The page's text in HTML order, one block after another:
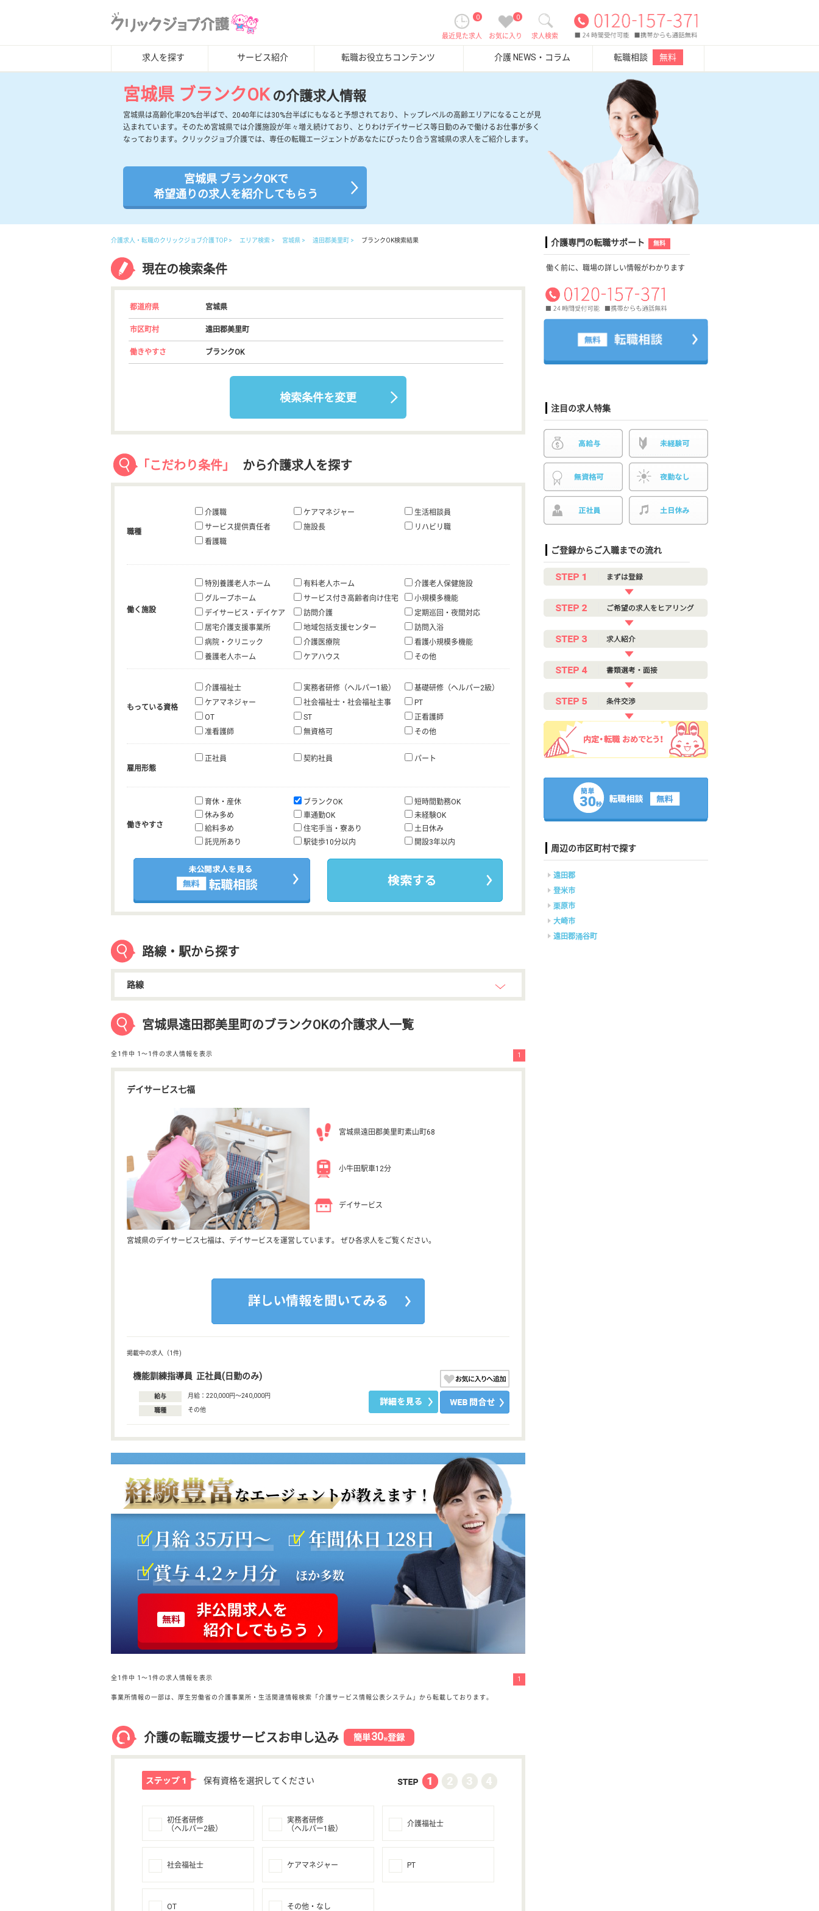
求人検索
0
お気に入り
0
最近見た求人
求人を探す サービス紹介 転職お役立ちコンテンツ 介護 NEWS・コラム 転職相談 無料
宮城県 ブランクOKの介護求人情報
宮城県は高齢化率20%台半ばで、2040年には30%台半ばにもなると予想されており、トップレベルの高齢エリアになることが見
込まれています。そのため宮城県では介護施設が年々増え続けており、とりわけデイサービス等日勤のみで働けるお仕事が多く
なっております。クリックジョブ介護では、専任の転職エージェントがあなたにぴったり合う宮城県の求人をご紹介します。
宮城県 ブランクOKで
希望通りの求人を紹介してもらう
介護求人・転職のクリックジョブ介護 TOP エリア検索 宮城県 遠田郡美里町 ブランクOK検索結果
現在の検索条件
都道府県 宮城県
市区町村 遠田郡美里町
働きやすさ ブランクOK
検索条件を変更
「こだわり条件」 から介護求人を探す
職種
介護職 ケアマネジャー
生活相談員
サービス提供責任者
施設長
リハビリ職
看護職
働く施設
特別養護老人ホーム 有料老人ホーム
介護老人保健施設
グループホーム
サービス付き高齢者向け住宅
小規模多機能
デイサービス・デイケア
訪問介護
定期巡回・夜間対応
居宅介護支援事業所
地域包括支援センター
訪問入浴
病院・クリニック
介護医療院
看護小規模多機能
養護老人ホーム
ケアハウス その他
もっている資格
介護福祉士 実務者研修（ヘルパー1級）
基礎研修（ヘルパー2級）
ケアマネジャー
社会福祉士・社会福祉主事
PT
OT
ST
正看護師
准看護師
無資格可 その他
雇用形態
正社員 契約社員 パート
働きやすさ
育休・産休 ブランクOK
短時間勤務OK
休み多め
車通勤OK
未経験OK
給料多め
住宅手当・寮あり
土日休み
託児所あり
駅徒歩10分以内 開設3年以内
路線・駅から探す
路線
宮城県遠田郡美里町のブランクOKの介護求人一覧
全1件中 1〜1件の求人情報を表示 1
デイサービス七福
宮城県遠田郡美里町素山町68
小牛田駅車12分
デイサービス
宮城県のデイサービス七福は、デイサービスを運営しています。 ぜひ各求人をご覧ください。
掲載中の求人（1件)
機能訓練指導員 正社員(日勤のみ)
給与 月給：220,000円〜240,000円
職種 その他
全1件中 1〜1件の求人情報を表示 1
事業所情報の一部は、厚生労働省の介護事業所・生活関連情報検索「介護サービス情報公表システム」から転載しております。
介護の転職支援サービスお申し込み 簡単30秒登録
保有資格を選択してください
初任者研修
（ヘルパー2級）
実務者研修
（ヘルパー1級）
介護福祉士
社会福祉士 ケアマネジャー PT
OT その他・なし
介護専門の転職サポート 無料
働く前に、職場の詳しい情報がわかります
注目の求人特集
ご登録からご入職までの流れ
周辺の市区町村で探す
遠田郡
登米市
栗原市
大崎市
遠田郡涌谷町